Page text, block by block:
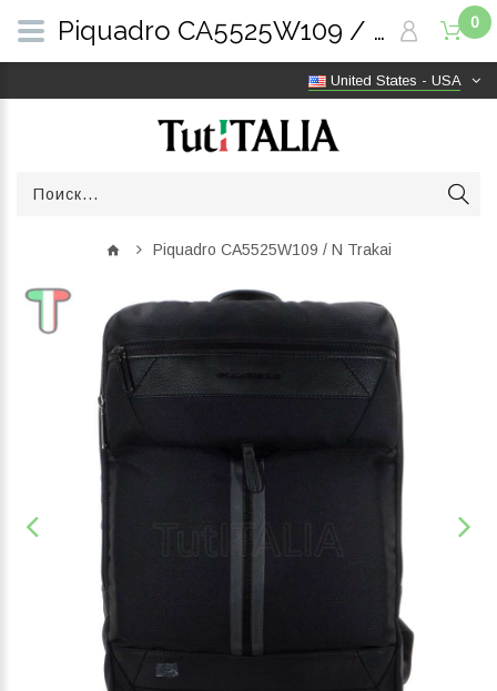
United States - USA
0
Piquadro CA5525W109 / N Trakai
Piquadro CA5525W109 / N Trakai | TutITALIA